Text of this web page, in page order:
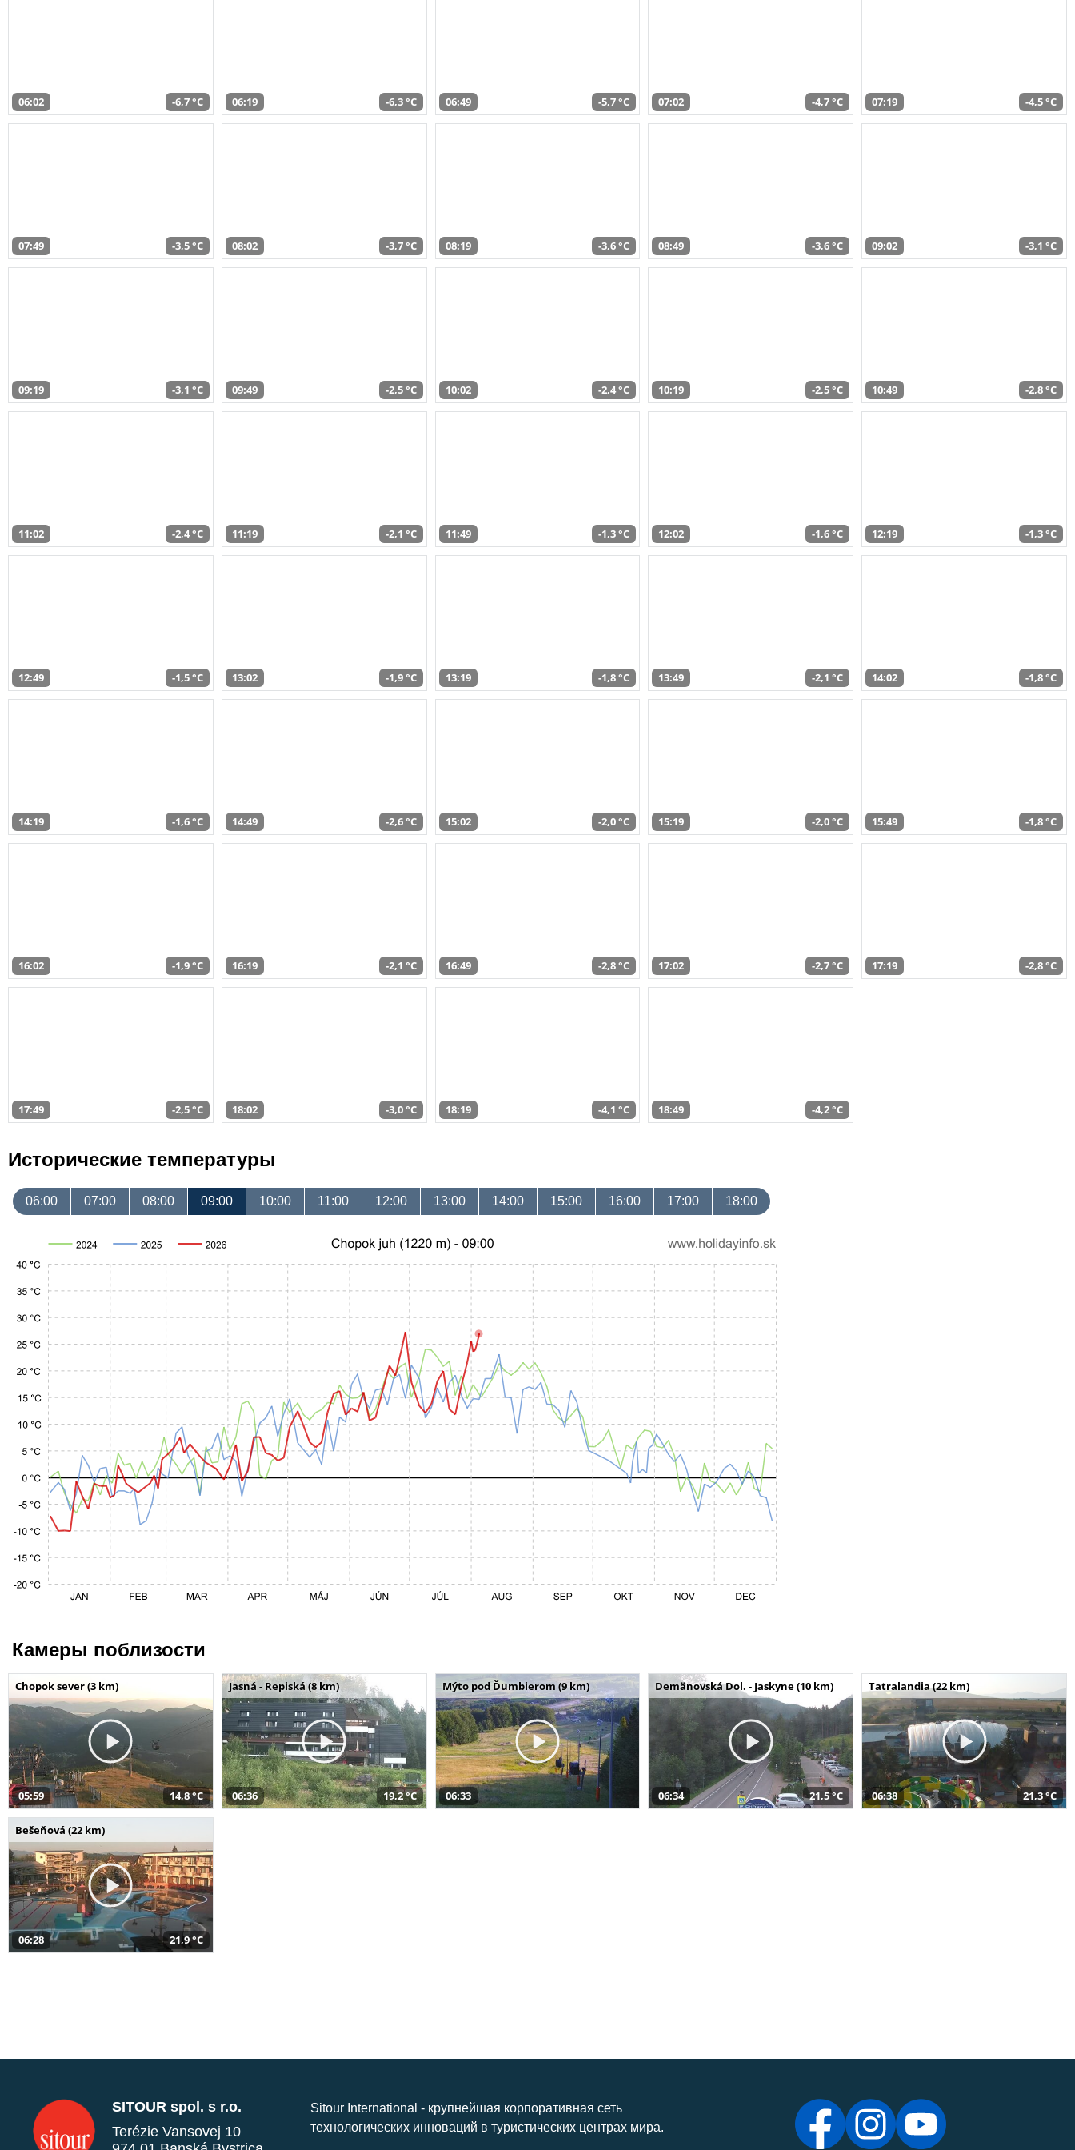
06:02 -6,7 °C 06:19 -6,3 °C 06:49 -5,7 °C 07:02 -4,7 °C 07:19 -4,5 °C
07:49 -3,5 °C 08:02 -3,7 °C 08:19 -3,6 °C 08:49 -3,6 °C 09:02 -3,1 °C
09:19 -3,1 °C 09:49 -2,5 °C 10:02 -2,4 °C 10:19 -2,5 °C 10:49 -2,8 °C
11:02 -2,4 °C 11:19 -2,1 °C 11:49 -1,3 °C 12:02 -1,6 °C 12:19 -1,3 °C
12:49 -1,5 °C 13:02 -1,9 °C 13:19 -1,8 °C 13:49 -2,1 °C 14:02 -1,8 °C
14:19 -1,6 °C 14:49 -2,6 °C 15:02 -2,0 °C 15:19 -2,0 °C 15:49 -1,8 °C
16:02 -1,9 °C 16:19 -2,1 °C 16:49 -2,8 °C 17:02 -2,7 °C 17:19 -2,8 °C
17:49 -2,5 °C 18:02 -3,0 °C 18:19 -4,1 °C 18:49 -4,2 °C
Исторические температуры
06:00 07:00 08:00 09:00 10:00 11:00 12:00 13:00 14:00 15:00 16:00 17:00 18:00
Камеры поблизости
Chopok sever (3 km)
05:59 14,8 °C
Jasná - Repiská (8 km)
06:36 19,2 °C
Mýto pod Ďumbierom (9 km)
06:33
Demänovská Dol. - Jaskyne (10 km)
06:34 21,5 °C
Tatralandia (22 km)
06:38 21,3 °C
Bešeňová (22 km)
06:28 21,9 °C
SITOUR spol. s r.o.
Terézie Vansovej 10
Sitour International - крупнейшая корпоративная сеть
технологических инноваций в туристических центрах мира.